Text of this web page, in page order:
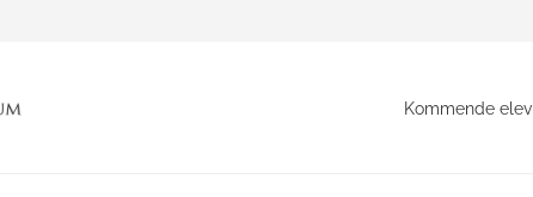
Kommende elev